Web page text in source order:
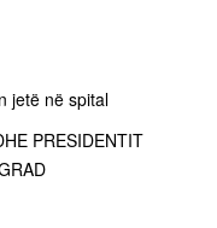
jetë në spital
PRESIDENTIT